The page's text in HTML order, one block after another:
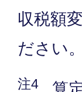
収税額
ださい。
注4